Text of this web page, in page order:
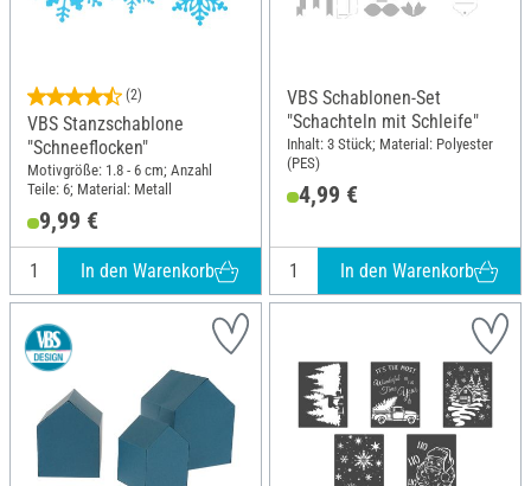
(2)
VBS Stanzschablone
"Schneeflocken"
Motivgröße: 1.8 - 6 cm; Anzahl
Teile: 6; Material: Metall
9,99 €
In den Warenkorb
VBS Schablonen-Set
"Schachteln mit Schleife"
Inhalt: 3 Stück; Material: Polyester
(PES)
4,99 €
In den Warenkorb